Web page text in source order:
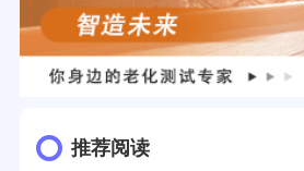
推荐阅读